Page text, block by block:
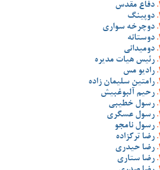
دفاع مقدس
دوپینگ
دوچرخه سواری
دوستانه
دومیدانی
رئیس هیات مدیره
رادیو مس
رامتین سلیمان زاده
رحیم آلبوغبیش
رسول خطیبی
رسول عسگری
رسول نامجو
رضا ترکزاده
رضا حیدری
رضا ستاری